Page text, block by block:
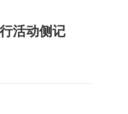
活动侧记